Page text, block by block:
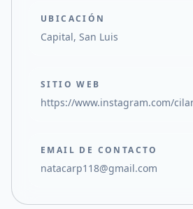
UBICACIÓN
Capital, San Luis
SITIO WEB
https://www.instagram.com/
EMAIL DE CONTACTO
natacarp118@gmail.com